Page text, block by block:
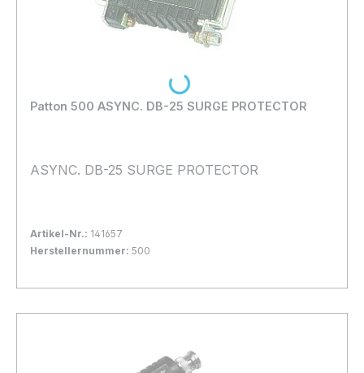
Patton 500 ASYNC. DB-25 SURGE PROTECTOR
ASYNC. DB-25 SURGE PROTECTOR
Artikel-Nr.: 141657
Herstellernummer: 500
In den Warenkorb
Loading...